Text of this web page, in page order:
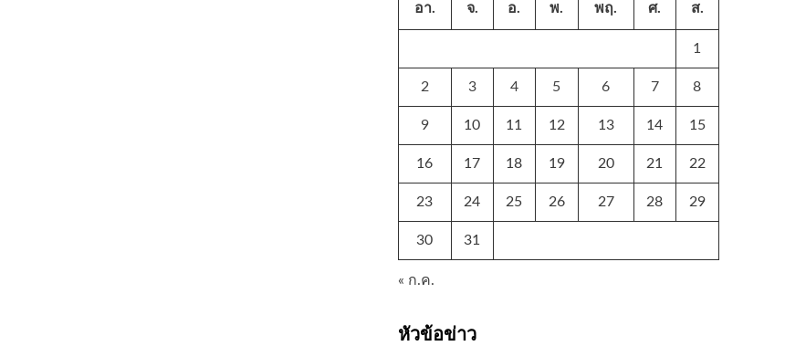
อา. จ. อ. พ. พฤ. ศ. ส.
1
2 3 4 5 6 7 8
9 10 11 12 13 14 15
16 17 18 19 20 21 22
23 24 25 26 27 28 29
30 31
« ก.ค.
หัวข้อข่าว